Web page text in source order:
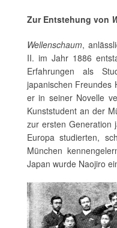
Zur Entstehung von
Wellenschaum,
II. im Jahr 1886
Erfahrungen als
japanischen Freundes
er in seiner Novelle
Kunststudent an der
zur ersten Generation
Europa studierten,
München
Japan wurde Naojiro